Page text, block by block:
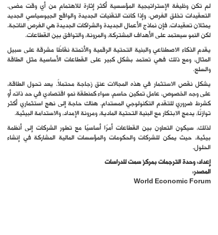
لم تكن وظيفة الإستراتيجية المؤسسية أكثر إثارة للاهتمام من أي وقت مضى.
التعقيدات تخلق الفرص، وإذا كانت التقنيات الجديدة والواقع الجيوسياسي الجديد
يمثلان تعقيدات، فإن نماذج الأعمال الجديدة والشراكات الجديدة هي الفرص الناتجة.
لكن النمو سيعتمد على الأهداف المشتركة، والمرونة، والتوافق بين القطاعات.
يقدم الذكاء الاصطناعي والبنية التحتية الرقمية والأتمتة نقاطًا مشرقة على سبيل
المثال، ومع ذلك فهي تعتمد بشكل كبير على القطاعات الأساسية مثل الطاقة
والسلع.
يشكل نقص الاستثمار في هذه المجالات عنق زجاجة محتملاً. يعد تحول الطاقة،
على وجه الخصوص، عامل تمكين حاسم، سواء كمنطقة نمو اقتصادي في حد ذاته أو
كشرط ضروري للتقدم التكنولوجي المستدام. هناك حاجة إلى نهج استثماري أكثر
توازنًا، يدمج الابتكار مع البنية التحتية المادية، ومرونة الإمداد، والاستدامة البيئية.
لذلك، سيكون التعاون بين القطاعات أمرًا أساسيًا مع تطور الشركات إلى أنظمة
بيئية، حيث يمكن للشركات والحكومات والمؤسسات المالية المشاركة في إنشاء
الحلول.
إعداد: وحدة الترجمات بمركز سمت للدراسات
المصدر:
World Economic Forum